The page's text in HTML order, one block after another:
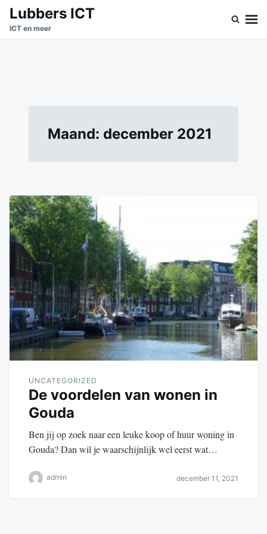
Ga
naar
Zoeken
naar:
Lubbers ICT
ICT en meer
Maand: december 2021
UNCATEGORIZED
De voordelen van wonen in
Gouda
Ben jij op zoek naar een leuke koop of huur woning in
Gouda? Dan wil je waarschijnlijk wel eerst wat…
admin december 11, 2021